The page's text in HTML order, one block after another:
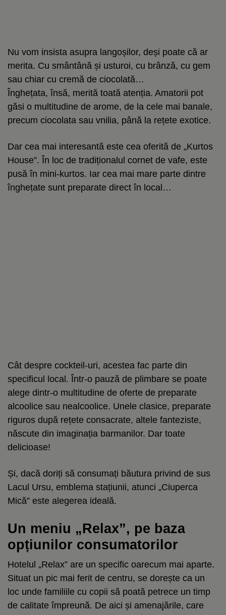
Nu vom insista asupra langoșilor, deși poate că ar
merita. Cu smântână și usturoi, cu brânză, cu gem
sau chiar cu cremă de ciocolată…
Înghețata, însă, merită toată atenția. Amatorii pot
găsi o multitudine de arome, de la cele mai banale,
precum ciocolata sau vnilia, până la rețete exotice.
Dar cea mai interesantă este cea oferită de „Kurtos
House”. În loc de tradiționalul cornet de vafe, este
pusă în mini-kurtos. Iar cea mai mare parte dintre
înghețate sunt preparate direct în local…
Cât despre cockteil-uri, acestea fac parte din
specificul local. Într-o pauză de plimbare se poate
alege dintr-o multitudine de oferte de preparate
alcoolice sau nealcoolice. Unele clasice, preparate
riguros după rețete consacrate, altele fanteziste,
născute din imaginația barmanilor. Dar toate
delicioase!
Și, dacă doriți să consumați băutura privind de sus
Lacul Ursu, emblema stațiunii, atunci „Ciuperca
Mică” este alegerea ideală.
Un meniu „Relax”, pe baza
opțiunilor consumatorilor
Hotelul „Relax” are un specific oarecum mai aparte.
Situat un pic mai ferit de centru, se dorește ca un
loc unde familiile cu copii să poată petrece un timp
de calitate împreună. De aici și amenajările, care